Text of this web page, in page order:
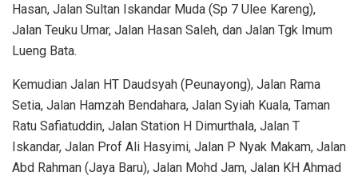
Hasan, Jalan Sultan Iskandar Muda (Sp 7 Ulee Kareng),
Jalan Teuku Umar, Jalan Hasan Saleh, dan Jalan Tgk Imum
Lueng Bata.
Kemudian Jalan HT Daudsyah (Peunayong), Jalan Rama
Setia, Jalan Hamzah Bendahara, Jalan Syiah Kuala, Taman
Ratu Safiatuddin, Jalan Station H Dimurthala, Jalan T
Iskandar, Jalan Prof Ali Hasyimi, Jalan P Nyak Makam, Jalan
Abd Rahman (Jaya Baru), Jalan Mohd Jam, Jalan KH Ahmad